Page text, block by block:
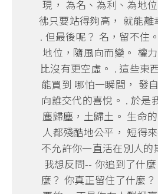
現， 為名、為利、為地
彿只要站得夠高， 就能離
. 但最後呢？ 名，留不住
地位，隨風向而變。 權
比沒有更空虛。 . 這些東
能買到 哪怕一瞬間， 發
向誰交代的喜悅。 . 於是
塵歸塵，土歸土。 生命
人都殘酷地公平， 短得
不允許你一直活在別人的
我想反問-- 你追到了什
麼？ 你真正留住了什麼